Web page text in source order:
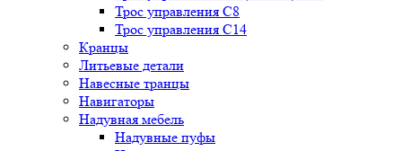
Трос управления C8
Трос управления C14
Кранцы
Литьевые детали
Навесные транцы
Навигаторы
Надувная мебель
Надувные пуфы